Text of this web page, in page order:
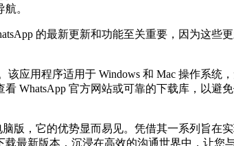
。
的最新更新和功能至关重要，因为这
该应用程序适用于 Windows 和 Mac 操作系
WhatsApp 官方网站或可靠的下载库，以
版，它的优势显而易见。凭借其一系列旨
最新版本，沉浸在高效的沟通世界中，让